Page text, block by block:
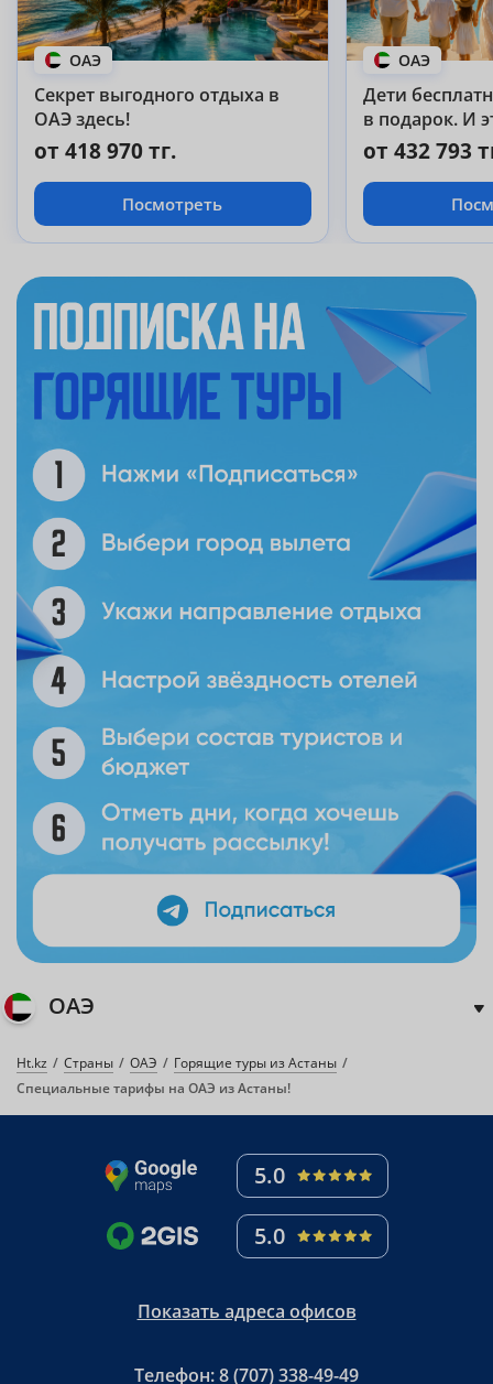
ОАЭ
Секрет выгодного отдыха в
ОАЭ здесь!
от 418 970 тг.
Посмотреть
ОАЭ
Дети
в подарок. И
Abu Dhabi 5!
от 432 793
ОАЭ
Ht.kz Страны ОАЭ
Горящие туры из Астаны
Специальные тарифы на ОАЭ из Астаны!
5.0
5.0
Показать адреса офисов
Телефон:8 (707) 338-49-49